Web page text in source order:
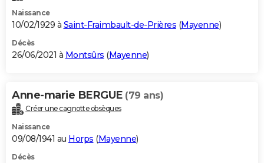
Naissance
10/02/1929 à Saint-Fraimbault-de-Prières (Mayenne)
Décès
26/06/2021 à Montsûrs (Mayenne)
Anne-marie BERGUE (79 ans)
Créer une cagnotte obsèques
Naissance
09/08/1941 au Horps (Mayenne)
Décès